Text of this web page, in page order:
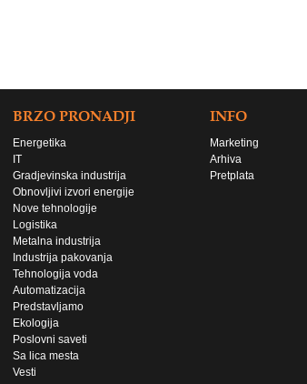
BRZO PRONADJI
Energetika
IT
Gradjevinska industrija
Obnovljivi izvori energije
Nove tehnologije
Logistika
Metalna industrija
Industrija pakovanja
Tehnologija voda
Automatizacija
Predstavljamo
Ekologija
Poslovni saveti
Sa lica mesta
Vesti
INFO
Marketing
Arhiva
Pretplata